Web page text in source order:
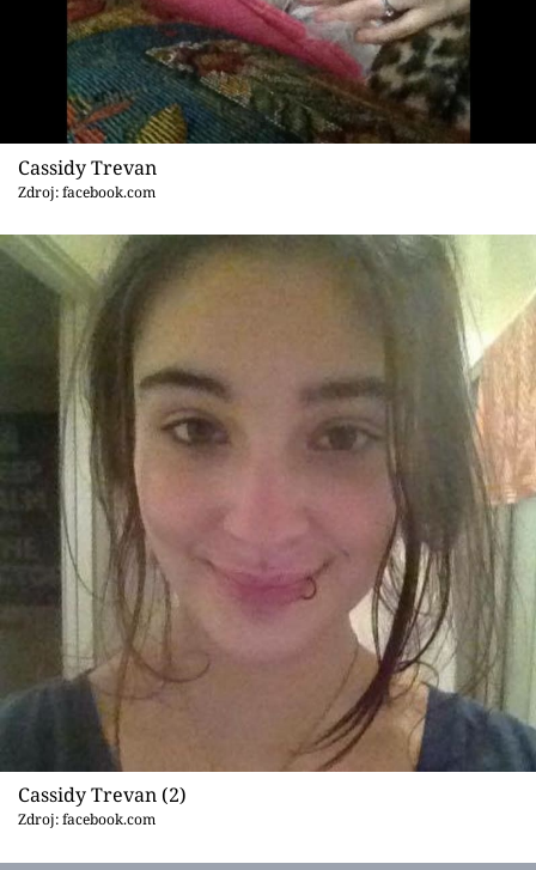
Videa
Sledujte prima+
Přihlášení
Sledujte nás
Cassidy Trevan
Zdroj: facebook.com
Cassidy Trevan (2)
Zdroj: facebook.com